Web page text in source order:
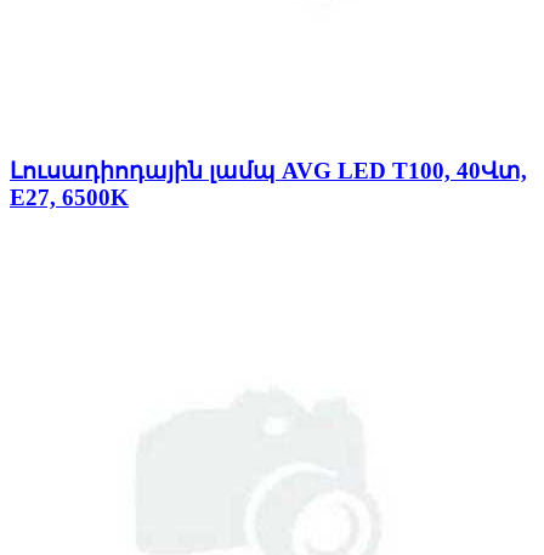
Լուսադիոդային լամպ AVG LED T100, 40Վտ,
E27, 6500K